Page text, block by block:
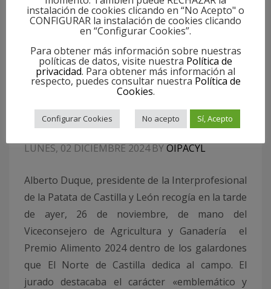
La patata de Castilla y León recibe el Premio
Campo del Norte de Castilla.
LUNES, 02 DICIEMBRE 2024BYOIPACYL
Alberto Duque, presidente de la Interprofesional
de la Patata de Castilla y León recogía en la tarde
de ayer, 26 de noviembre, de mano del
Viceconsejero de Agricultura y Ganadería el
Premio Alimento 2024 dentro de los galardones
que El Norte de Castilla dedica al campo. El
jurado destacaba el carácter «emblemático y
instalación de cookies clicando en “No Acepto" o
CONFIGURAR la instalación de cookies clicando
en “Configurar Cookies”.
Para obtener más información sobre nuestras
políticas de datos, visite nuestra Política de
privacidad. Para obtener más información al
respecto, puedes consultar nuestra Política de
Cookies.
Configurar Cookies No acepto Sí, Acepto